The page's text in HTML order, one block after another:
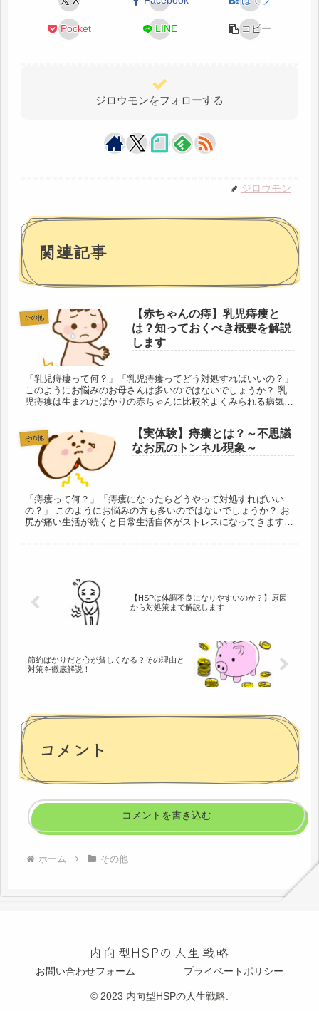
Pocket LINE コピー
ジロウモンをフォローする
ジロウモン
関連記事
その他
【赤ちゃんの痔】乳児痔瘻と
は？知っておくべき概要を解説
します
「乳児痔瘻って何？」「乳児痔瘻ってどう対処すればいいの？」
このようにお悩みのお母さんは多いのではないでしょうか？ 乳
児痔瘻は生まれたばかりの赤ちゃんに比較的よくみられる病気で
その他
【実体験】痔瘻とは？～不思議
なお尻のトンネル現象～
「痔瘻って何？」「痔瘻になったらどうやって対処すればいい
の？」 このようにお悩みの方も多いのではないでしょうか？ お
尻が痛い生活が続くと日常生活自体がストレスになってきます。
【HSPは体調不良になりやすいのか？】原因
から対処策まで解説します
節約ばかりだと心が貧しくなる？その理由と
対策を徹底解説！
コメント
コメントを書き込む
ホーム その他
内向型HSPの人生戦略
お問い合わせフォーム プライベートポリシー
© 2023 内向型HSPの人生戦略.